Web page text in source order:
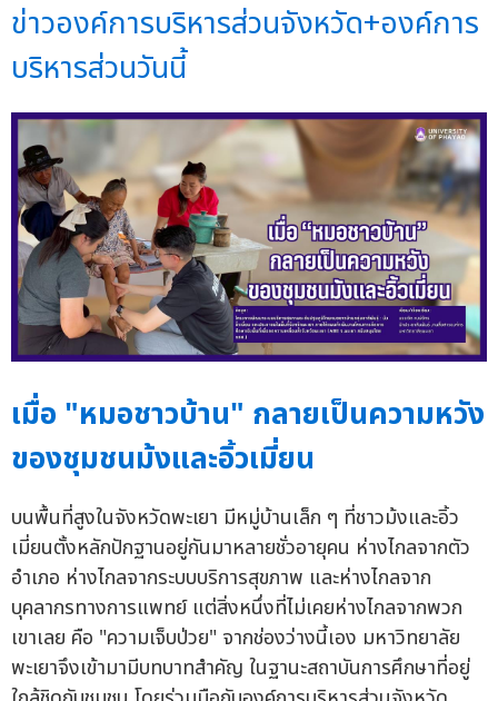
ข่าวองค์การบริหารส่วนจังหวัด+องค์การ
บริหารส่วนวันนี้
เมื่อ "หมอชาวบ้าน" กลายเป็นความหวัง
ของชุมชนม้งและอิ้วเมี่ยน
บนพื้นที่สูงในจังหวัดพะเยา มีหมู่บ้านเล็ก ๆ ที่ชาวม้งและอิ้ว
เมี่ยนตั้งหลักปักฐานอยู่กันมาหลายชั่วอายุคน ห่างไกลจากตัว
อำเภอ ห่างไกลจากระบบบริการสุขภาพ และห่างไกลจาก
บุคลากรทางการแพทย์ แต่สิ่งหนึ่งที่ไม่เคยห่างไกลจากพวก
เขาเลย คือ "ความเจ็บป่วย" จากช่องว่างนี้เอง มหาวิทยาลัย
พะเยาจึงเข้ามามีบทบาทสำคัญ ในฐานะสถาบันการศึกษาที่อยู่